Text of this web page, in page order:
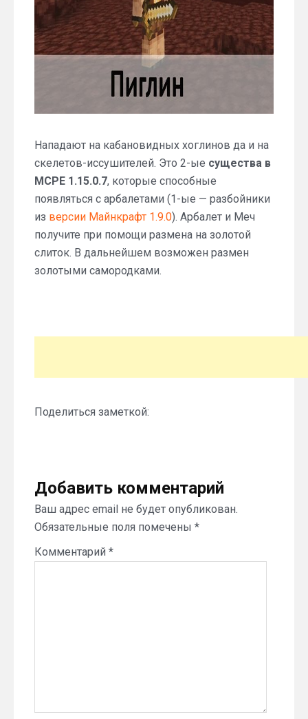
Нападают на кабановидных хоглинов да и на
скелетов-иссушителей. Это 2-ые существа в
MCPE 1.15.0.7, которые способные
появляться с арбалетами (1-ые — разбойники
из версии Майнкрафт 1.9.0). Арбалет и Меч
получите при помощи размена на золотой
слиток. В дальнейшем возможен размен
золотыми самородками.
Поделиться заметкой:
Добавить комментарий
Ваш адрес email не будет опубликован.
Обязательные поля помечены *
Комментарий *